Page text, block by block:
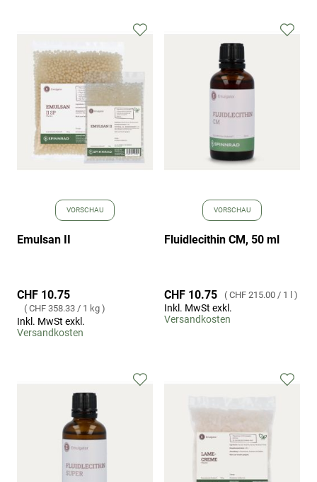
VORSCHAU
Emulsan II
CHF 10.75
CHF 358.33 / 1 kg
Inkl. MwSt exkl.
Versandkosten
Zur
VORSCHAU
Fluidlecithin CM, 50 ml
CHF 10.75 CHF 215.00 / 1 l
Inkl. MwSt exkl.
Versandkosten
Zur
Zur Zur